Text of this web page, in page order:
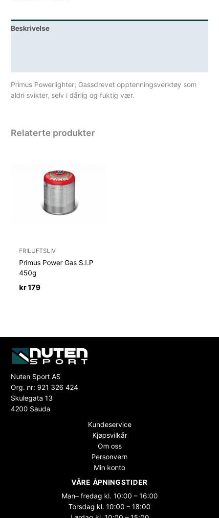
Beskrivelse
Primus Powerlighter; Gassdrevet opptenningsverktøy som
aldri svikter, selv i dårlig og fuktig vær.
Relaterte produkter
FRILUFTSLIV
Primus Power Gas S.I.P
450g
kr179
Nuten Sport AS
Org. nr: 921 326 424
Skulegata 13
4200 Sauda
Kundeservice
Kjøpsvilkår
Om oss
Personvern
Min konto
VÅRE ÅPNINGSTIDER
Man– fredag kl. 10:00 – 16:00
Torsdag kl. 10:00 – 18:00